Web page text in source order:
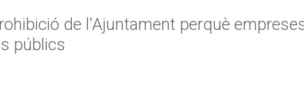
de l'Ajuntament perquè
públics